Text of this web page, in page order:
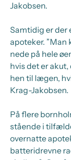
Jakobsen.
Samtidig er der
apoteker. ”Man
nede på hele
hvis det er
hen til lægen,
Krag-Jakobsen.
På flere
stående i
overnatte
batteridrevne